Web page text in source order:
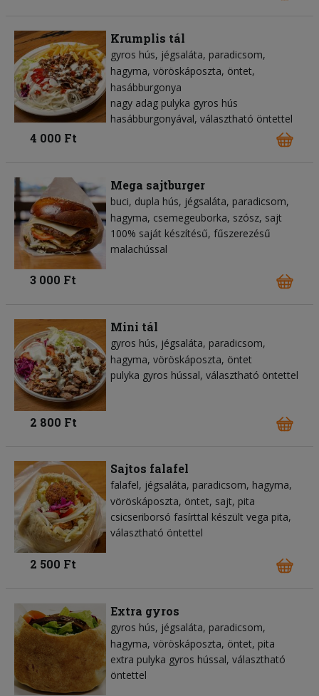
Krumplis tál
gyros hús jégsaláta paradicsom
hagyma vöröskáposzta öntet
hasábburgonya
nagy adag pulyka gyros hús
hasábburgonyával, választható öntettel
4 000 Ft
Mega sajtburger
buci dupla hús jégsaláta paradicsom
hagyma csemegeuborka szósz sajt
100% saját készítésű, fűszerezésű
malachússal
3 000 Ft
Mini tál
gyros hús jégsaláta paradicsom
hagyma vöröskáposzta öntet
pulyka gyros hússal, választható öntettel
2 800 Ft
Sajtos falafel
falafel jégsaláta paradicsom hagyma
vöröskáposzta öntet sajt pita
csicseriborsó fasírttal készült vega pita,
választható öntettel
2 500 Ft
Extra gyros
gyros hús jégsaláta paradicsom
hagyma vöröskáposzta öntet pita
extra pulyka gyros hússal, választható
öntettel